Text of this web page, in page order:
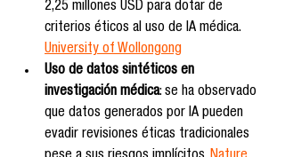
2,25 millones USD para dotar de
criterios éticos al uso de IA médica.
University of Wollongong
Uso de datos sintéticos en
investigación médica: se ha observado
que datos generados por IA pueden
evadir revisiones éticas tradicionales